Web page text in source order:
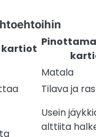
Matala
Tilava ja
Usein
alttiita